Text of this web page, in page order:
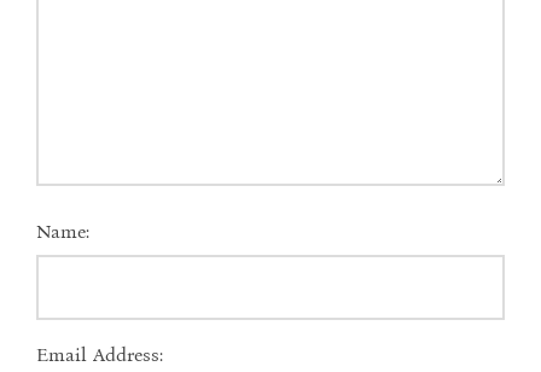
Name:
Email Address: